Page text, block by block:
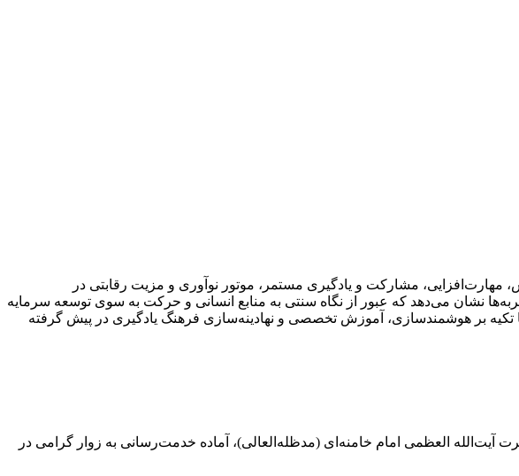
با آموزش، مهارت‌افزایی، مشارکت و یادگیری مستمر، موتور نوآوری و مزیت رقابتی در
نشان می‌دهد که عبور از نگاه سنتی به منابع انسانی و حرکت به سوی توسعه سرمایه
تکیه بر هوشمندسازی، آموزش تخصصی و نهادینه‌سازی فرهنگ یادگیری در پیش گرفته
آیت‌الله العظمی امام خامنه‌ای (مدظله‌العالی)، آماده خدمت‌رسانی به زوار گرامی در